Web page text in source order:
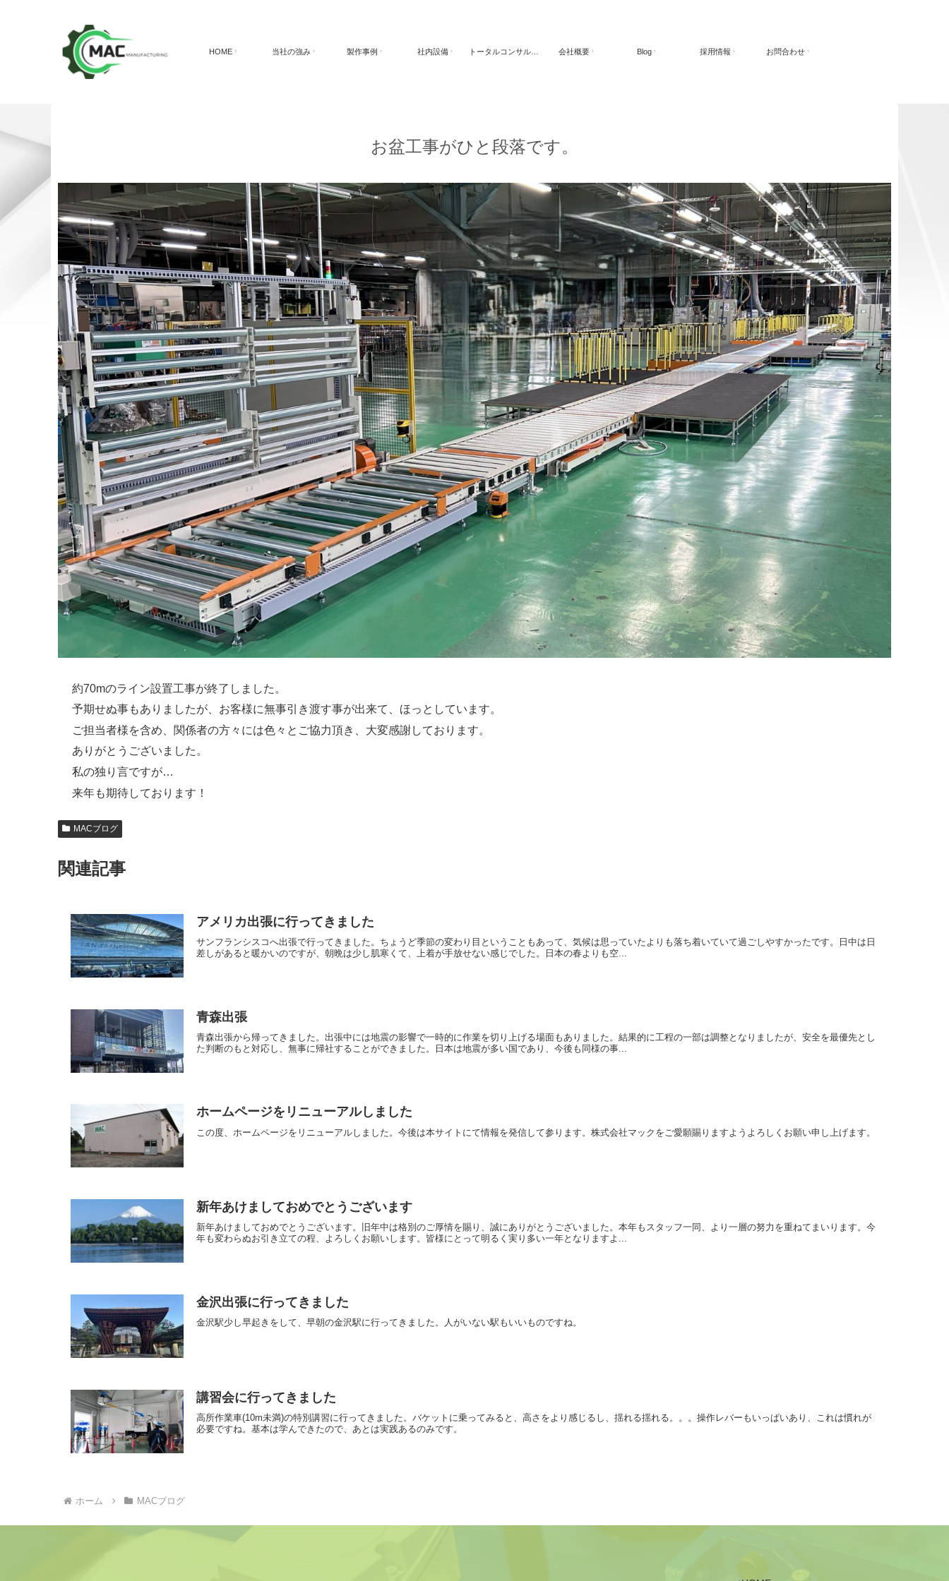
HOME 当社の強み 製作事例 社内設備 会社概要 Blog 採用情報 お問合わせ
お盆工事がひと段落です。
約70mのライン設置工事が終了しました。
予期せぬ事もありましたが、お客様に無事引き渡す事が出来て、ほっとしています。
ご担当者様を含め、関係者の方々には色々とご協力頂き、大変感謝しております。
ありがとうございました。
私の独り言ですが…
来年も期待しております！
MACブログ
関連記事
アメリカ出張に行ってきました
サンフランシスコへ出張で行ってきました。ちょうど季節の変わり目ということもあって、気候は思っていたよりも落ち着いていて過ごしやすかったです。日中は日
差しがあると暖かいのですが、朝晩は少し肌寒くて、上着が手放せない感じでした。日本の春よりも空...
青森出張
青森出張から帰ってきました。出張中には地震の影響で一時的に作業を切り上げる場面もありました。結果的に工程の一部は調整となりましたが、安全を最優先とし
た判断のもと対応し、無事に帰社することができました。日本は地震が多い国であり、今後も同様の事...
ホームページをリニューアルしました
この度、ホームページをリニューアルしました。今後は本サイトにて情報を発信して参ります。株式会社マックをご愛願賜りますようよろしくお願い申し上げます。
新年あけましておめでとうございます
新年あけましておめでとうございます。旧年中は格別のご厚情を賜り、誠にありがとうございました。本年もスタッフ一同、より一層の努力を重ねてまいります。今
年も変わらぬお引き立ての程、よろしくお願いします。皆様にとって明るく実り多い一年となりますよ...
金沢出張に行ってきました
金沢駅少し早起きをして、早朝の金沢駅に行ってきました。人がいない駅もいいものですね。
講習会に行ってきました
高所作業車(10m未満)の特別講習に行ってきました。バケットに乗ってみると、高さをより感じるし、揺れる揺れる。。。操作レバーもいっぱいあり、これは慣れが
必要ですね。基本は学んできたので、あとは実践あるのみです。
ホーム MACブログ